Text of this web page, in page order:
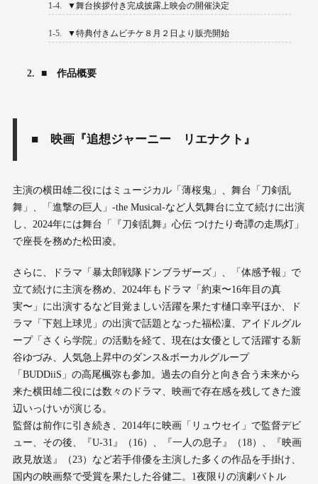
1-4. ▼舞台挨拶付き完成披露上映会の開催決定
1-5. ▼特典付きムビチケ８月２日より販売開始
2. ■ 作品概要
■ 映画『追想ジャーニー リエナクト』
主演の横田雄二役にはミュージカル「薄桜鬼」、舞台「刀剣乱
舞」、「進撃の巨人」-the Musical-など人気舞台に立て続けに出演
し、2024年には舞台「『刀剣乱舞』心伝 つけたり奇譚の走馬灯」
で座長を務めた松田凌。
さらに、ドラマ「暴太郎戦隊ドンブラザーズ」、「体感予報」で
立て続けに主演を務め、2024年もドラマ「約束〜16年目の真
実〜」に出演するなど目覚ましい活躍を果たす樋口幸平ほか、ド
ラマ「下剋上球児」の出演で話題となった福松凜、アイドルグル
ープ「さくら学院」の活動を経て、現在は女優として活躍する新
谷ゆづみ、人気急上昇中のダンス&ボーカルグループ
「BUDDiiS」の高尾楓弥も参加。過去の自分と向き合う未来から
来た横田雄二役には数々のドラマ、映画で存在感を残してきた渡
辺いっけいが演じる。
監督は前作に引き続き、2014年に映画「リュウセイ」で監督デビ
ュー、その後、『U-31』（16）、『一人の息子』（18）、『映画
政見放送』（23）など若手俳優を主演した多くの作品を手掛け、
国内の映画祭で受賞を果たした谷健二。1夜限りの演劇バトル